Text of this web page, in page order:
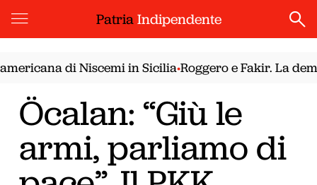
PatriaIndipendente
di Niscemi in Sicilia•Roggero e Fakir. La
Öcalan: “Giù le
armi, parliamo di